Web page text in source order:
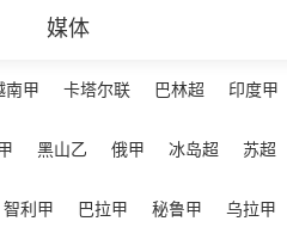
媒体
南甲 卡塔尔联 巴林超 印度甲
黑山乙 俄甲 冰岛超 苏超
智利甲 巴拉甲 秘鲁甲 乌拉甲